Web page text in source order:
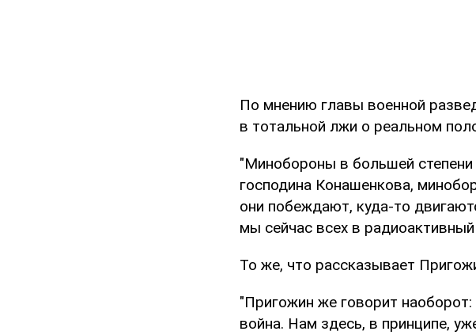
По мнению главы военной
в тотальной лжи о реальном
"Минобороны в большей
господина Конашенкова,
они побеждают, куда-то
мы сейчас всех в
То же, что рассказывает
"Пригожин же говорит
война. Нам здесь, в принципе,